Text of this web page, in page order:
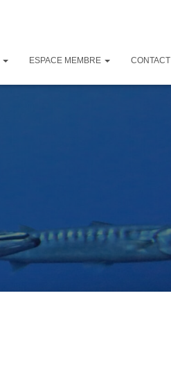
ESPACE MEMBRE CONTACT